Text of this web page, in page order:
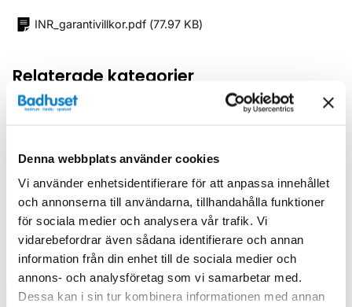
Denna webbplats använder cookies
Vi använder enhetsidentifierare för att anpassa innehållet
och annonserna till användarna, tillhandahålla funktioner
för sociala medier och analysera vår trafik. Vi
vidarebefordrar även sådana identifierare och annan
information från din enhet till de sociala medier och
annons- och analysföretag som vi samarbetar med.
Dessa kan i sin tur kombinera informationen med annan
INR_garantivillkor.pdf (77.97 KB)
Relaterade kategorier
Duschar /
Duschar
Liknande produkter